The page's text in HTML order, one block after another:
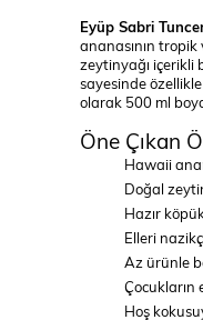
Eyüp Sabri
ananasının
zeytinyağı içerikli
sayesinde
olarak 500 ml
Öne Çıkan
Hawaii
Doğal
Hazır
Elleri
Az ürünle
Çocukların
Hoş